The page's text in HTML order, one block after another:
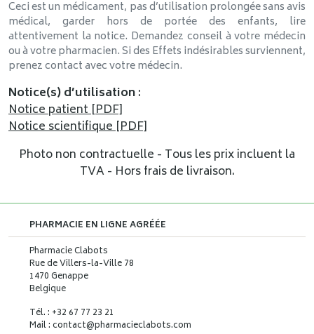
Ceci est un médicament, pas d’utilisation prolongée sans avis
médical, garder hors de portée des enfants, lire
attentivement la notice. Demandez conseil à votre médecin
ou à votre pharmacien. Si des Effets indésirables surviennent,
prenez contact avec votre médecin.
Notice(s) d’utilisation:
Notice patient [PDF]
Notice scientifique [PDF]
Photo non contractuelle - Tous les prix incluent la
TVA - Hors frais de livraison.
PHARMACIE EN LIGNE AGRÉÉE
Pharmacie Clabots
Rue de Villers-la-Ville 78
1470 Genappe
Belgique
Tél. : +32 67 77 23 21
Mail : contact@pharmacieclabots.com